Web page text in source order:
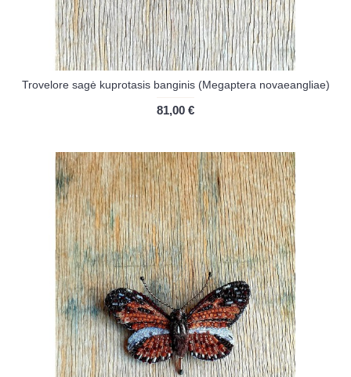
Trovelore sagė kuprotasis banginis (Megaptera novaeangliae)
81,00 €